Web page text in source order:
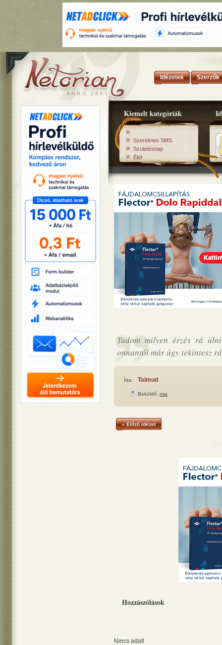
Idézetek Szerzők
Kiemelt kategóriák
»
» Szerelmes SMS
» Születésnap
» Élet
Tudom milyen érzés rá
onnantól már úgy tekintesz
Írta: Talmud
Beküldő: mia
« Előző idézet
Hozzászólások
Nincs adat!